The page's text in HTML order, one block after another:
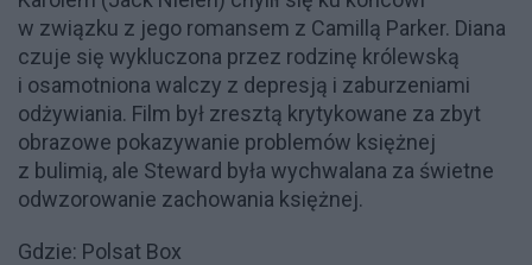
w związku z jego romansem z Camillą Parker. Diana
czuje się wykluczona przez rodzinę królewską
i osamotniona walczy z depresją i zaburzeniami
odżywiania. Film był zresztą krytykowane za zbyt
obrazowe pokazywanie problemów księżnej
z bulimią, ale Steward była wychwalana za świetne
odwzorowanie zachowania księżnej.
Gdzie: Polsat Box